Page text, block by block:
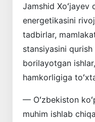
Jamshid Xoʻjayev
energetikasini
tadbirlar,
stansiyasini
borilayotgan
hamkorligiga
— Oʻzbekiston
muhim ishlab